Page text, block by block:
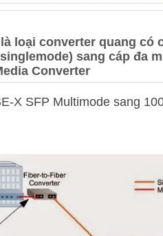
là loại converter quang
sang cáp đa
Converter
X SFP Multimode sang